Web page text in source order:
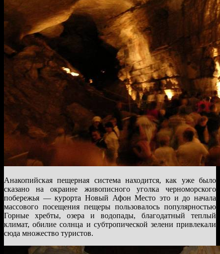
Анакопийская пещерная система находится, как уже было
сказано на окраине живописного уголка черноморского
побережья — курорта Новый Афон Место это и до начала
массового посещения пещеры пользовалось популярностью
Горные хребты, озера и водопады, благодатный теплый
климат, обилие солнца и субтропической зелени привлекали
сюда множество туристов.